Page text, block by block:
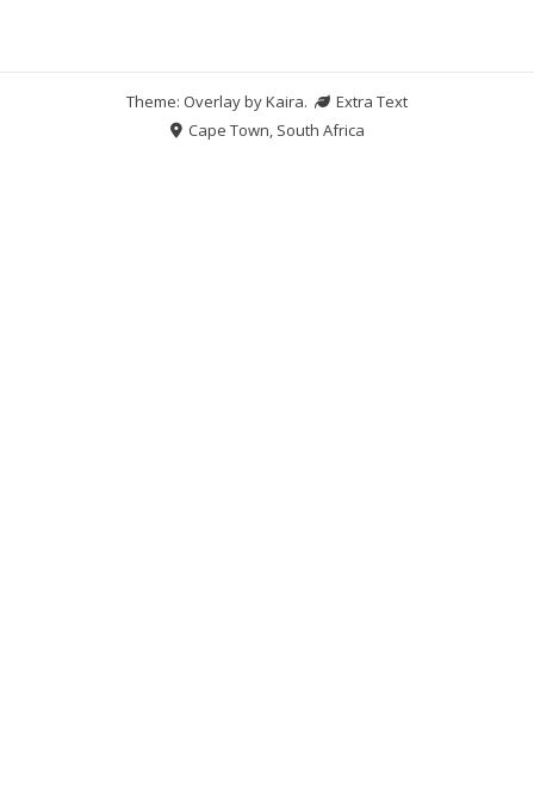
Theme: Overlay byKaira.
Extra Text
Cape Town, South Africa